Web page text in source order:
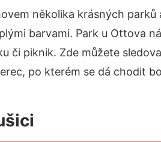
několika krásných
barvami. Park u Ottova
či piknik. Zde můžete
po kterém se dá chodit